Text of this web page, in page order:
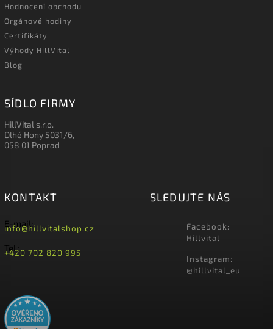
Hodnocení obchodu
Orgánové hodiny
Certifikáty
Výhody HillVital
Blog
SÍDLO FIRMY
HillVital s.r.o.
Dlhé Hony 5031/6,
058 01 Poprad
SLEDUJTE NÁS
Facebook:
Hillvital
Instagram:
@hillvital_eu
KONTAKT
E-mail:
info@hillvitalshop.cz
Tel.:
+420 702 820 995